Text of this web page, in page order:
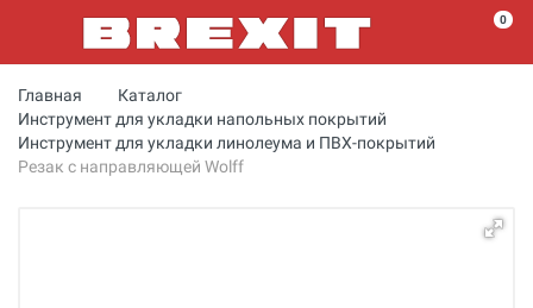
0
Главная
Каталог
Инструмент для укладки напольных покрытий
Инструмент для укладки линолеума и ПВХ-покрытий
Резак с направляющей Wolff